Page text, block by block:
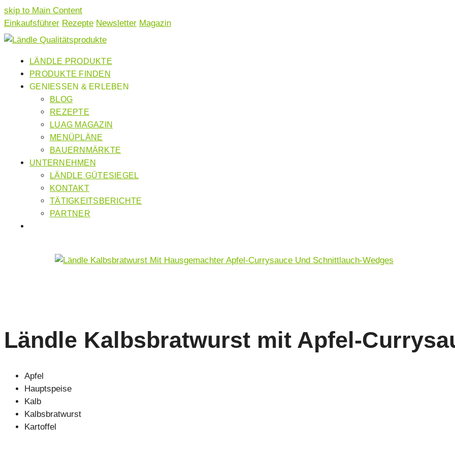
skip to Main Content
Einkaufsführer Rezepte Newsletter Magazin
LÄNDLE PRODUKTE
PRODUKTE FINDEN
GENIESSEN & ERLEBEN
BLOG
REZEPTE
LUAG MAGAZIN
MENÜPLÄNE
BAUERNMÄRKTE
UNTERNEHMEN
LÄNDLE GÜTESIEGEL
KONTAKT
TÄTIGKEITSBERICHTE
PARTNER
Ländle Kalbsbratwurst mit Apfel-
Apfel
Hauptspeise
Kalb
Kalbsbratwurst
Kartoffel